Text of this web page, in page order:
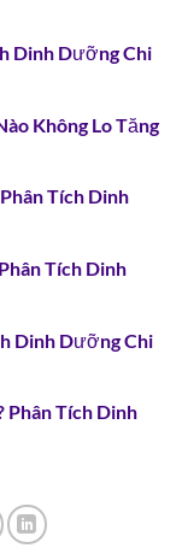
Dinh Dưỡng Chi
Không Lo Tăng
Tích Dinh
Tích Dinh
Dinh Dưỡng Chi
Phân Tích Dinh